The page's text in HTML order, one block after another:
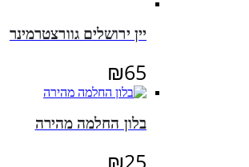
יין ירושלים גוורצטרמינר
₪65
בלון החלמה מהירה
₪25